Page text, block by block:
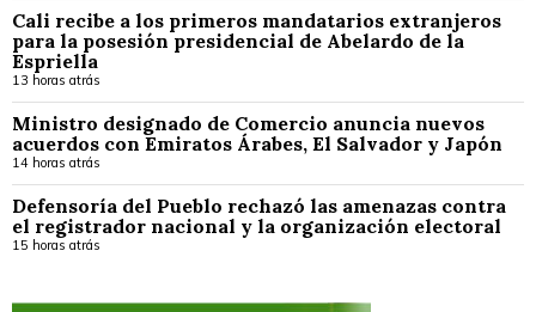
Cali recibe a los primeros mandatarios extranjeros
para la posesión presidencial de Abelardo de la
Espriella
13 horas atrás
Ministro designado de Comercio anuncia nuevos
acuerdos con Emiratos Árabes, El Salvador y Japón
14 horas atrás
Defensoría del Pueblo rechazó las amenazas contra
el registrador nacional y la organización electoral
15 horas atrás